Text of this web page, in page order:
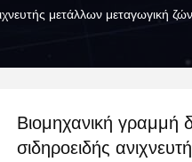
μετάλλων μεταγωγική
Βιομηχανική γραμμή
σιδηροειδής